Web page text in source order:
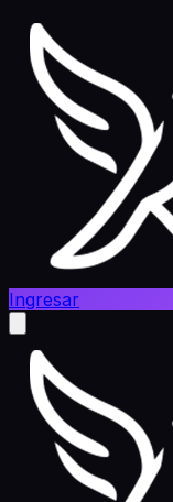
Ingresar